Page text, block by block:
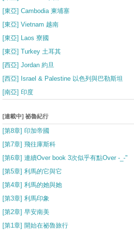
[東亞] Cambodia 柬埔寨
[東亞] Vietnam 越南
[東亞] Laos 寮國
[東亞] Turkey 土耳其
[西亞] Jordan 約旦
[西亞] Israel & Palestine 以色列與巴勒斯坦
[南亞] 印度
[連載中] 祕魯紀行
[第8章] 印加帝國
[第7章] 飛往庫斯科
[第6章] 連續Over book 3次似乎有點Over -_-"
[第5章] 利馬的它與它
[第4章] 利馬的她與她
[第3章] 利馬印象
[第2章] 早安南美
[第1章] 開始在祕魯旅行